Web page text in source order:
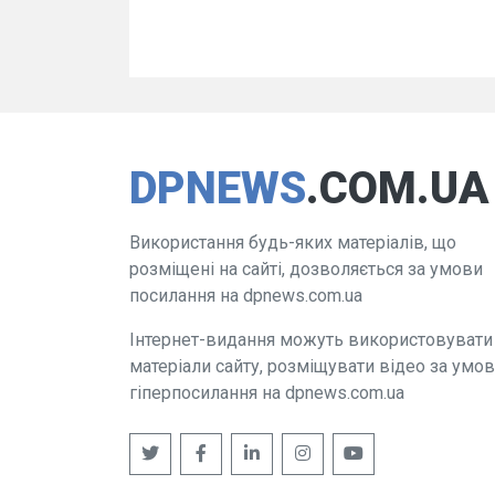
DPNEWS.COM.UA
Використання будь-яких матеріалів, що
розміщені на сайті, дозволяється за умови
посилання на dpnews.com.ua
Інтернет-видання можуть використовувати
матеріали сайту, розміщувати відео за
гіперпосилання на dpnews.com.ua